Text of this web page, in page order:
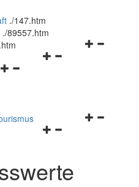
./147.htm
./89557.htm
Navigationsmenü
Navigationsmenü
Navigationsmenü
schließen